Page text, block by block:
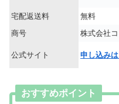
宅配返送料
無料
商号
株式会社
公式サイト 申し込み
おすすめポイント